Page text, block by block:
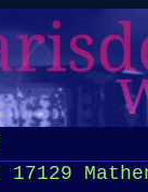
17129